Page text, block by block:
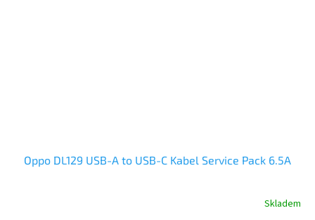
Oppo DL129 USB-A to USB-C Kabel Service Pack 6.5A
Skladem